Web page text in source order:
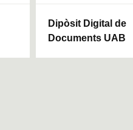
Dipòsit Digital de
Documents UAB